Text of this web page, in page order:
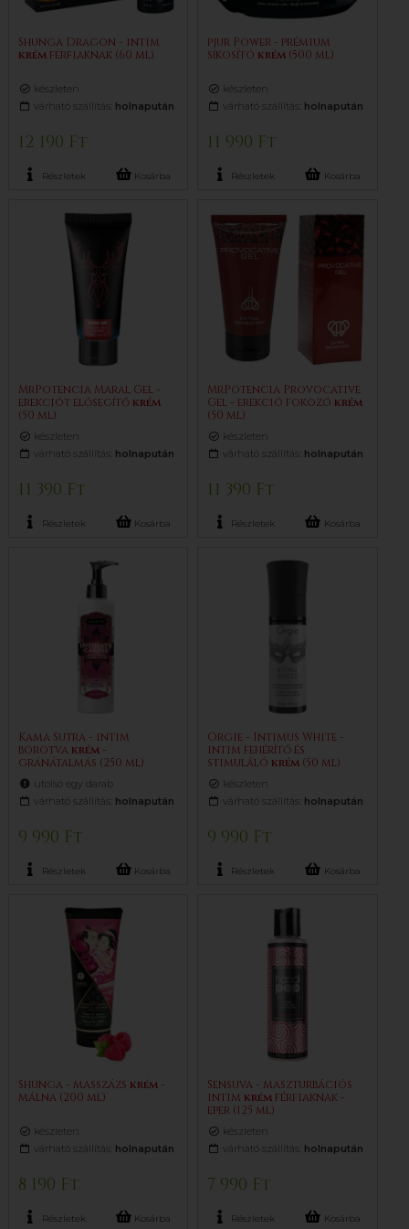
Shunga Dragon - intim
krém férfiaknak (60 ml)
készleten
várható szállítás: holnapután
12 190 Ft
Részletek Kosárba
pjur Power - prémium
síkosító krém (500 ml)
készleten
várható szállítás: holnapután
11 990 Ft
Részletek Kosárba
MrPotencia Maral Gel -
erekciót elősegítő krém
(50 ml)
készleten
várható szállítás: holnapután
11 390 Ft
Részletek Kosárba
MrPotencia Provocative
Gel - erekció fokozó krém
(50 ml)
készleten
várható szállítás: holnapután
11 390 Ft
Részletek Kosárba
Kama Sutra - intim
borotva krém -
gránátalmás (250 ml)
utolsó egy darab
várható szállítás: holnapután
9 990 Ft
Részletek Kosárba
Orgie - Intimus White -
intim fehérítő és
stimuláló krém (50 ml)
készleten
várható szállítás: holnapután
9 990 Ft
Részletek Kosárba
Shunga - masszázs krém -
málna (200 ml)
készleten
várható szállítás: holnapután
8 190 Ft
Részletek Kosárba
Sensuva - maszturbációs
intim krém férfiaknak -
eper (125 ml)
készleten
várható szállítás: holnapután
7 990 Ft
Részletek Kosárba